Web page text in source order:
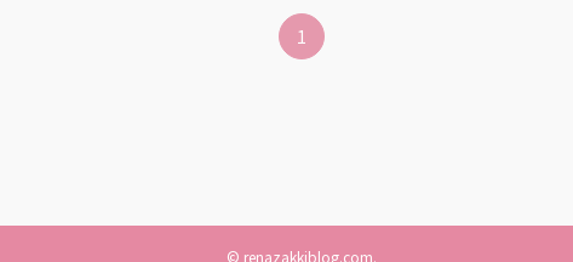
1
© renazakkiblog.com.